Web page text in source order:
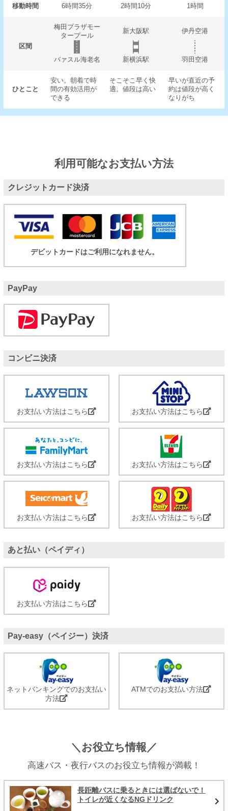
移動時間 6時間35分 2時間10分 1時間
区間
梅田プラザモー
タープール
新大阪駅 伊丹空港
バァスル海老名 新横浜駅 羽田空港
ひとこと
安い。朝着で時
間の有効活用が
できる
そこそこ早く快
適。値段は高い
早いが直近の予
約は値段が高く
なりがち
利用可能なお支払い方法
クレジットカード決済
デビットカードはご利用になれません。
PayPay
コンビニ決済
お支払い方法はこちら お支払い方法はこちら
お支払い方法はこちら お支払い方法はこちら
お支払い方法はこちら お支払い方法はこちら
あと払い（ペイディ）
お支払い方法はこちら
Pay-easy（ペイジー）決済
ネットバンキングでのお支払い
方法
ATMでのお支払い方法
＼お役立ち情報／
高速バス・夜行バスのお役立ち情報が満載！
長距離バスに乗るときには選ばないで！
トイレが近くなるNGドリンク